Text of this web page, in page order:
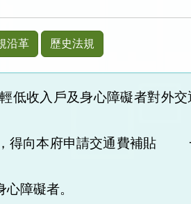
沿革 歷史法規
低收入戶及身心障礙者對外
得向本府申請交通費補貼
障礙者。